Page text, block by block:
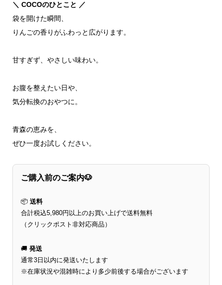
＼ COCOのひとこと ／
袋を開けた瞬間、
りんごの香りがふわっと広がります。
甘すぎず、やさしい味わい。
お腹を整えたい日や、
気分転換のおやつに。
青森の恵みを、
ぜひ一度お試しください。
ご購入前のご案内🐶
📦 送料
合計税込5,980円以上のお買い上げで送料無料
（クリックポスト非対応商品）
🚚 発送
通常3日以内に発送いたします
※在庫状況や混雑時により多少前後する場合がございます